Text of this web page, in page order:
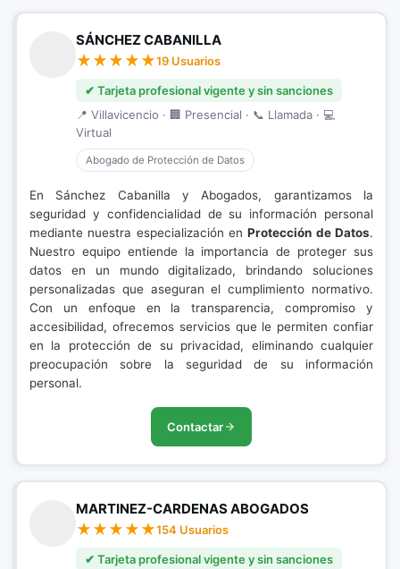
SÁNCHEZ CABANILLA
19 Usuarios
✔ Tarjeta profesional vigente y sin sanciones
📍 Villavicencio · 🏢 Presencial · 📞 Llamada · 💻
Virtual
Abogado de Protección de Datos
En Sánchez Cabanilla y Abogados, garantizamos la
seguridad y confidencialidad de su información personal
mediante nuestra especialización enProtección de Datos.
Nuestro equipo entiende la importancia de proteger sus
datos en un mundo digitalizado, brindando soluciones
personalizadas que aseguran el cumplimiento normativo.
Con un enfoque en la transparencia, compromiso y
accesibilidad, ofrecemos servicios que le permiten confiar
en la protección de su privacidad, eliminando cualquier
preocupación sobre la seguridad de su información
personal.
Contactar
MARTINEZ-CARDENAS ABOGADOS
154 Usuarios
✔ Tarjeta profesional vigente y sin sanciones